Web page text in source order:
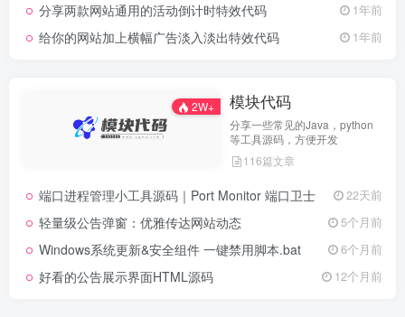
分享两款网站通用的活动倒计时特效代码 1年前
给你的网站加上横幅广告淡入淡出特效代码 1年前
2W+ 模块代码
分享一些常见的Java，python
等工具源码，方便开发
116篇文章
端口进程管理小工具源码｜Port Monitor 端口卫士 22天前
轻量级公告弹窗：优雅传达网站动态 5个月前
Windows系统更新&安全组件 一键禁用脚本.bat 6个月前
好看的公告展示界面HTML源码 12个月前